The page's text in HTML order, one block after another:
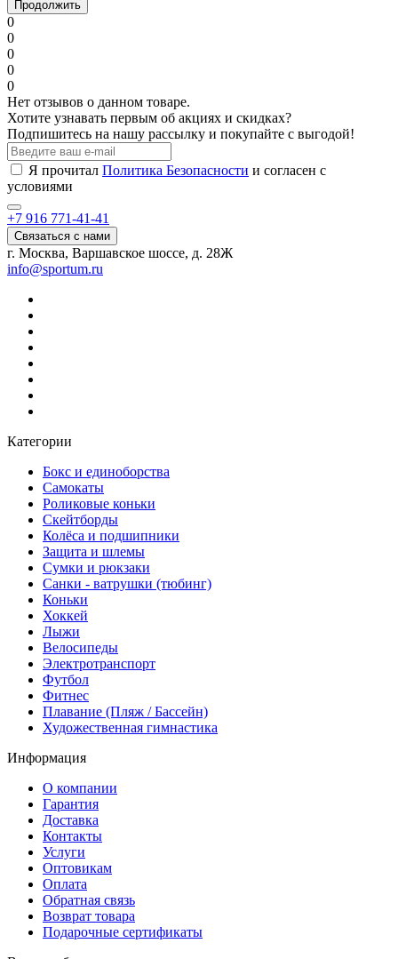
Продолжить
0
0
0
0
0
Нет отзывов о данном товаре.
Хотите узнавать первым об акциях и скидках?
Подпишитесь на нашу рассылку и покупайте с выгодой!
Я прочитал Политика Безопасности и согласен с
условиями
+7 916 771-41-41
Связаться с нами
г. Москва, Варшавское шоссе, д. 28Ж
info@sportum.ru
Категории
Бокс и единоборства
Самокаты
Роликовые коньки
Скейтборды
Колёса и подшипники
Защита и шлемы
Сумки и рюкзаки
Санки - ватрушки (тюбинг)
Коньки
Хоккей
Лыжи
Велосипеды
Электротранспорт
Футбол
Фитнес
Плавание (Пляж / Бассейн)
Художественная гимнастика
Информация
О компании
Гарантия
Доставка
Контакты
Услуги
Оптовикам
Оплата
Обратная связь
Возврат товара
Подарочные сертификаты